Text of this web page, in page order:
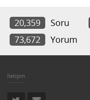
20,359 Soru
73,672
Yorum
İletişim